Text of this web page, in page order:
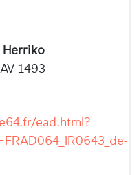
Herriko
1493
ead.html?